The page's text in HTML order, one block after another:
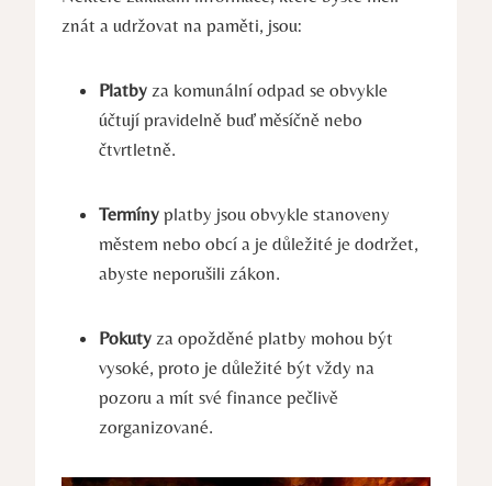
znát a udržovat na paměti, jsou:
Platby za komunální odpad se obvykle
účtují pravidelně buď měsíčně nebo
čtvrtletně.
Termíny platby jsou obvykle stanoveny
městem nebo obcí a je důležité je dodržet,
abyste neporušili zákon.
Pokuty za opožděné platby mohou být
vysoké, proto je důležité být vždy na
pozoru a mít své finance pečlivě
zorganizované.